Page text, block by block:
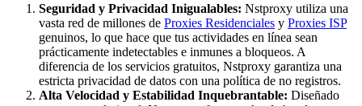
Seguridad y Privacidad Inigualables: Nstproxy utiliza una
vasta red de millones de Proxies Residenciales y Proxies ISP
genuinos, lo que hace que tus actividades en línea sean
prácticamente indetectables e inmunes a bloqueos. A
diferencia de los servicios gratuitos, Nstproxy garantiza una
estricta privacidad de datos con una política de no registros.
Alta Velocidad y Estabilidad Inquebrantable: Diseñado